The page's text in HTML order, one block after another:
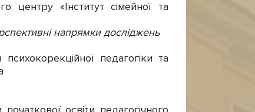
центру «Інститут сімейної та
напрямки досліджень
педагогіки та